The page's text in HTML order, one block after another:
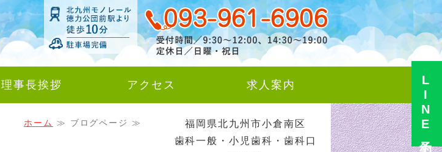
医院｜歯科一般・小児歯科・歯科口腔外科
理事長挨拶 アクセス 求人案内
ホーム ≫ ブログページ ≫
福岡県北九州市小倉南区
歯科一般・小児歯科・歯科口
LINE予約